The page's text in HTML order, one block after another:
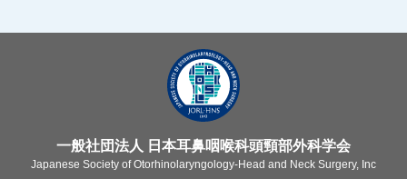
一般社団法人 日本耳鼻咽喉科頭頸部外科学会
Japanese Society of Otorhinolaryngology-Head and Neck Surgery, Inc